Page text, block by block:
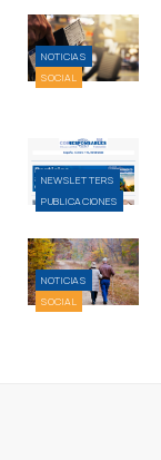
NOTICIAS
SOCIAL
NEWSLETTERS
PUBLICACIONES
NOTICIAS
SOCIAL